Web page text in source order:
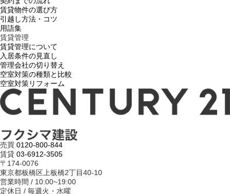
賃貸物件の選び方
引越し方法・コツ
用語集
賃貸管理
賃貸管理について
入居条件の見直し
管理会社の切り替え
空室対策の種類と比較
空室対策リフォーム
売買 0120-800-844
賃貸 03-6912-3505
〒174-0076
東京都板橋区上板橋2丁目40-10
営業時間 / 10:00~19:00
定休日 / 毎週火・水曜